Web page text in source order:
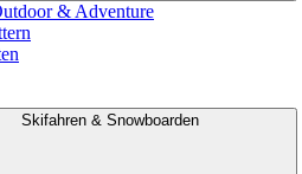
& Adventure
Skifahren & Snowboarden